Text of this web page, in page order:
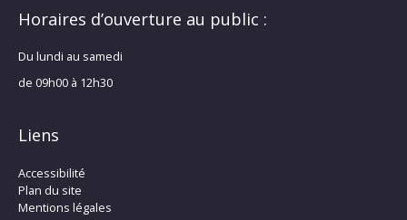
Horaires d’ouverture au public :
Du lundi au samedi
de 09h00 à 12h30
Liens
Accessibilité
Plan du site
Mentions légales